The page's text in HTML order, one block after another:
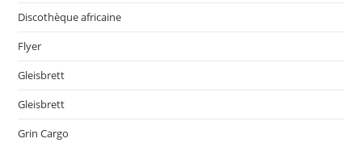
Discothèque africaine
Flyer
Gleisbrett
Gleisbrett
Grin Cargo